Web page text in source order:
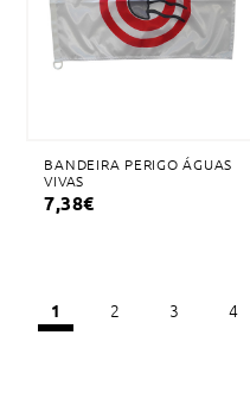
desejos
BANDEIRA PERIGO ÁGUAS
VIVAS
7,38€
1 2 3 4